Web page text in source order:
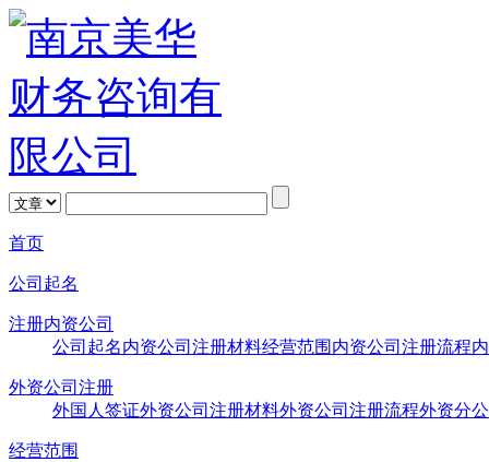
首页
公司起名
注册内资公司
公司起名内资公司注册材料经营范围 内资公司注册流程
外资公司注册
外国人签证外资公司注册材料外资公司注册流程外资分
经营范围